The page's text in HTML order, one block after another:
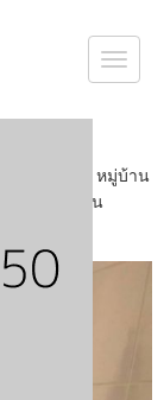
ขายบ้านเดี่ยว หมู่บ้าน
นทร์ 30 ถนน